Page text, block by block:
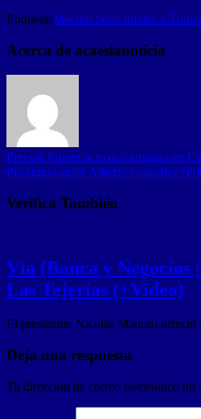
EtiquetasMacron pone límites a
Acerca de acaeslanoticia
Previos Primer acto de campaña en
Proximo Carlos Alberto González
Verifica También
Vía (Banca y Negocios
Las Tejerías (+Video)
El presidente Nicolás Maduro ofreció
Deja una respuesta
Tu dirección de correo electrónico no